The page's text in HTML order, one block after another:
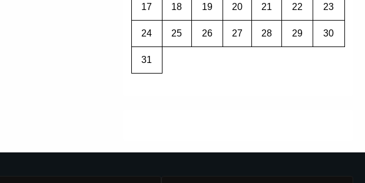
17 18 19 20 21 22 23
24 25 26 27 28 29 30
31